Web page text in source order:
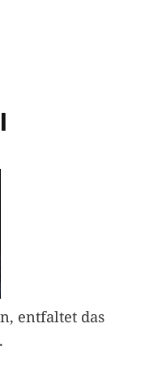
entfaltet das